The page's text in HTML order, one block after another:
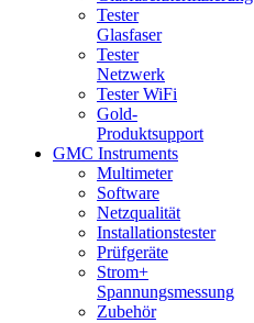
Tester
Glasfaser
Tester
Netzwerk
Tester WiFi
Gold-
Produktsupport
GMC Instruments
Multimeter
Software
Netzqualität
Installationstester
Prüfgeräte
Strom+
Spannungsmessung
Zubehör